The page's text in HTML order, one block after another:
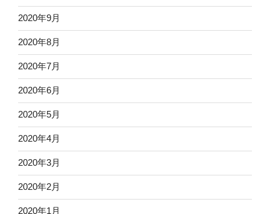
2020年9月
2020年8月
2020年7月
2020年6月
2020年5月
2020年4月
2020年3月
2020年2月
2020年1月